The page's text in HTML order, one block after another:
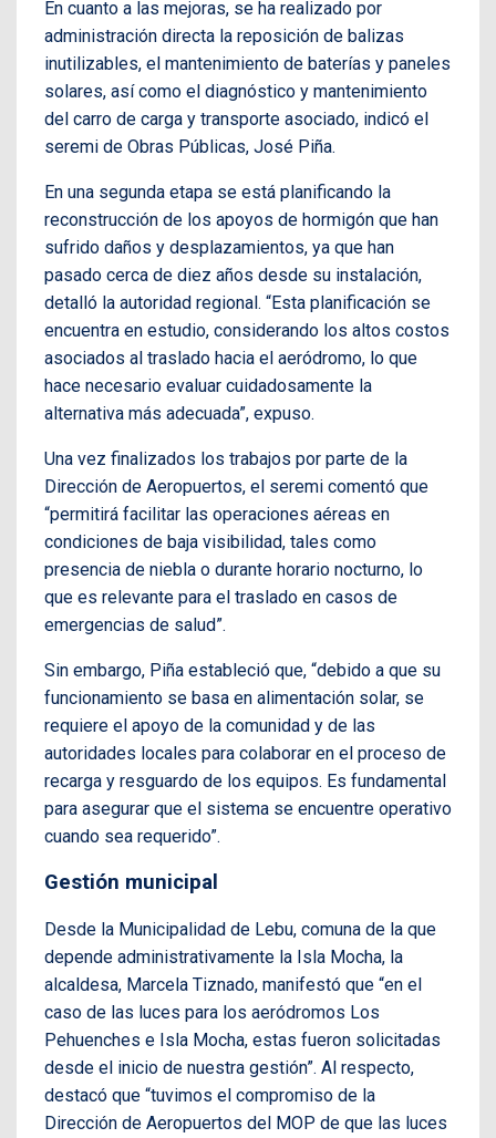
En cuanto a las mejoras, se ha realizado por
administración directa la reposición de balizas
inutilizables, el mantenimiento de baterías y paneles
solares, así como el diagnóstico y mantenimiento
del carro de carga y transporte asociado, indicó el
seremi de Obras Públicas, José Piña.
En una segunda etapa se está planificando la
reconstrucción de los apoyos de hormigón que han
sufrido daños y desplazamientos, ya que han
pasado cerca de diez años desde su instalación,
detalló la autoridad regional. “Esta planificación se
encuentra en estudio, considerando los altos costos
asociados al traslado hacia el aeródromo, lo que
hace necesario evaluar cuidadosamente la
alternativa más adecuada”, expuso.
Una vez finalizados los trabajos por parte de la
Dirección de Aeropuertos, el seremi comentó que
“permitirá facilitar las operaciones aéreas en
condiciones de baja visibilidad, tales como
presencia de niebla o durante horario nocturno, lo
que es relevante para el traslado en casos de
emergencias de salud”.
Sin embargo, Piña estableció que, “debido a que su
funcionamiento se basa en alimentación solar, se
requiere el apoyo de la comunidad y de las
autoridades locales para colaborar en el proceso de
recarga y resguardo de los equipos. Es fundamental
para asegurar que el sistema se encuentre operativo
cuando sea requerido”.
Gestión municipal
Desde la Municipalidad de Lebu, comuna de la que
depende administrativamente la Isla Mocha, la
alcaldesa, Marcela Tiznado, manifestó que “en el
caso de las luces para los aeródromos Los
Pehuenches e Isla Mocha, estas fueron solicitadas
desde el inicio de nuestra gestión”. Al respecto,
destacó que “tuvimos el compromiso de la
Dirección de Aeropuertos del MOP de que las luces